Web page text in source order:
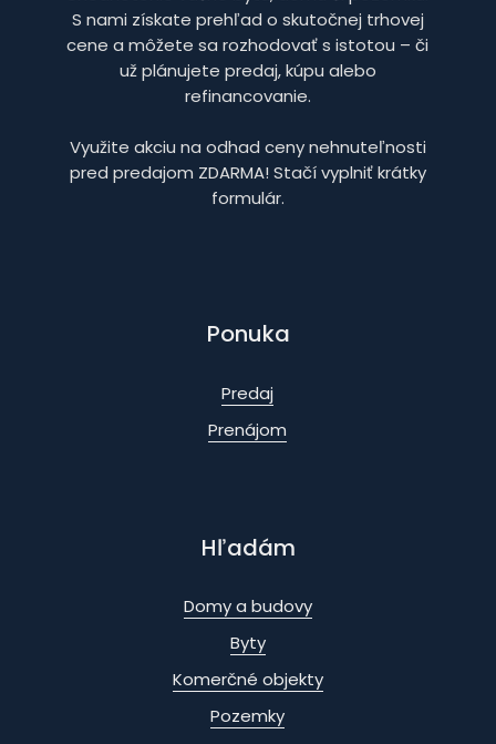
S nami získate prehľad o skutočnej trhovej
cene a môžete sa rozhodovať s istotou – či
už plánujete predaj, kúpu alebo
refinancovanie.
Využite akciu na odhad ceny nehnuteľnosti
pred predajom ZDARMA! Stačí vyplniť krátky
formulár.
Ponuka
Predaj
Prenájom
Hľadám
Domy a budovy
Byty
Komerčné objekty
Pozemky